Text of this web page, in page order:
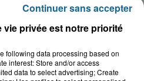
de 16h00 à 20h00.
vie privée est notre priorité
following data processing based on
interest: Store and/or access
data to select advertising; Create
Continuer sans accepter